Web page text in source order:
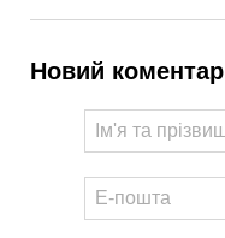
Новий коментар